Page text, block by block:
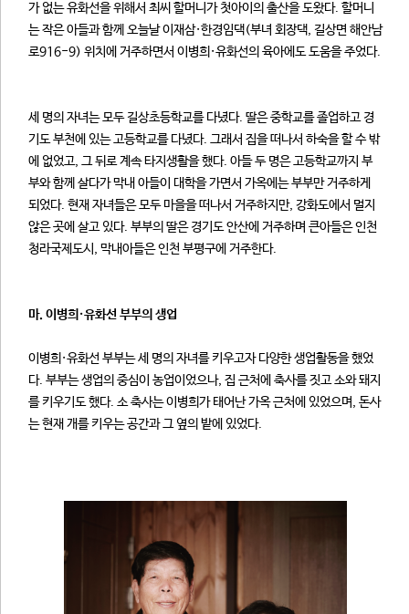
가 없는 유화선을 위해서 최씨 할머니가 첫아이의 출산을 도왔다. 할머니
는 작은 아들과 함께 오늘날 이재삼·한경임댁(부녀 회장댁, 길상면 해안남
로916-9) 위치에 거주하면서 이병희·유화선의 육아에도 도움을 주었다.
세 명의 자녀는 모두 길상초등학교를 다녔다. 딸은 중학교를 졸업하고 경
기도 부천에 있는 고등학교를 다녔다. 그래서 집을 떠나서 하숙을 할 수 밖
에 없었고, 그 뒤로 계속 타지생활을 했다. 아들 두 명은 고등학교까지 부
부와 함께 살다가 막내 아들이 대학을 가면서 가옥에는 부부만 거주하게
되었다. 현재 자녀들은 모두 마을을 떠나서 거주하지만, 강화도에서 멀지
않은 곳에 살고 있다. 부부의 딸은 경기도 안산에 거주하며 큰아들은 인천
청라국제도시, 막내아들은 인천 부평구에 거주한다.
마. 이병희·유화선 부부의 생업
이병희·유화선 부부는 세 명의 자녀를 키우고자 다양한 생업활동을 했었
다. 부부는 생업의 중심이 농업이었으나, 집 근처에 축사를 짓고 소와 돼지
를 키우기도 했다. 소 축사는 이병희가 태어난 가옥 근처에 있었으며, 돈사
는 현재 개를 키우는 공간과 그 옆의 밭에 있었다.